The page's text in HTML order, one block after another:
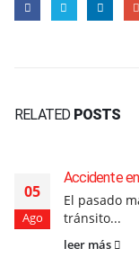
RELATED POSTS
05
Ago
Accidente
El pasado
tránsito...
leer más